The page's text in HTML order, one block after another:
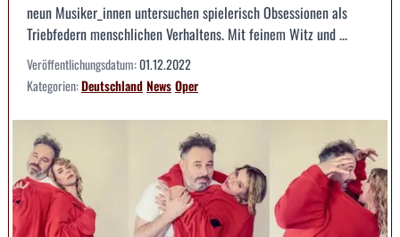
neun Musiker_innen untersuchen spielerisch Obsessionen als
Triebfedern menschlichen Verhaltens. Mit feinem Witz und ...
Veröffentlichungsdatum:01.12.2022
Kategorien:DeutschlandNewsOper